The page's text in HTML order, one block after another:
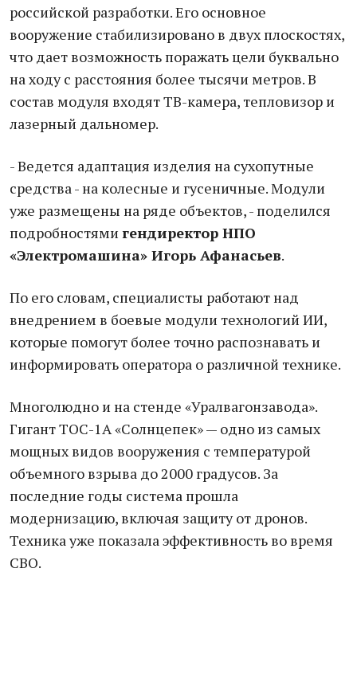
российской разработки. Его основное
вооружение стабилизировано в двух плоскостях,
что дает возможность поражать цели буквально
на ходу с расстояния более тысячи метров. В
состав модуля входят ТВ-камера, тепловизор и
лазерный дальномер.
- Ведется адаптация изделия на сухопутные
средства - на колесные и гусеничные. Модули
уже размещены на ряде объектов, - поделился
подробностями гендиректор НПО
«Электромашина» Игорь Афанасьев.
По его словам, специалисты работают над
внедрением в боевые модули технологий ИИ,
которые помогут более точно распознавать и
информировать оператора о различной технике.
Многолюдно и на стенде «Уралвагонзавода».
Гигант ТОС-1А «Солнцепек» — одно из самых
мощных видов вооружения с температурой
объемного взрыва до 2000 градусов. За
последние годы система прошла
модернизацию, включая защиту от дронов.
Техника уже показала эффективность во время
СВО.